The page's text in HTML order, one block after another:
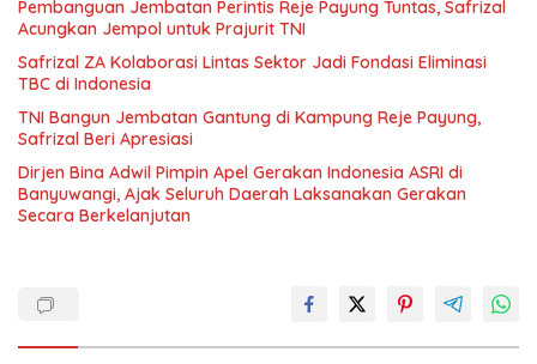
Pembanguan Jembatan Perintis Reje Payung Tuntas, Safrizal
Acungkan Jempol untuk Prajurit TNI
Safrizal ZA Kolaborasi Lintas Sektor Jadi Fondasi Eliminasi
TBC di Indonesia
TNI Bangun Jembatan Gantung di Kampung Reje Payung,
Safrizal Beri Apresiasi
Dirjen Bina Adwil Pimpin Apel Gerakan Indonesia ASRI di
Banyuwangi, Ajak Seluruh Daerah Laksanakan Gerakan
Secara Berkelanjutan